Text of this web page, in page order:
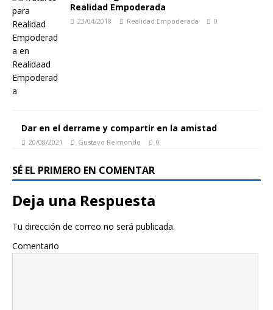
Realidad Empoderada
23/04/2018 Realidad Empoderada 0
Dar en el derrame y compartir en la amistad
20/08/2021 Gustavo Reimondo 0
SÉ EL PRIMERO EN COMENTAR
Deja una Respuesta
Tu dirección de correo no será publicada.
Comentario